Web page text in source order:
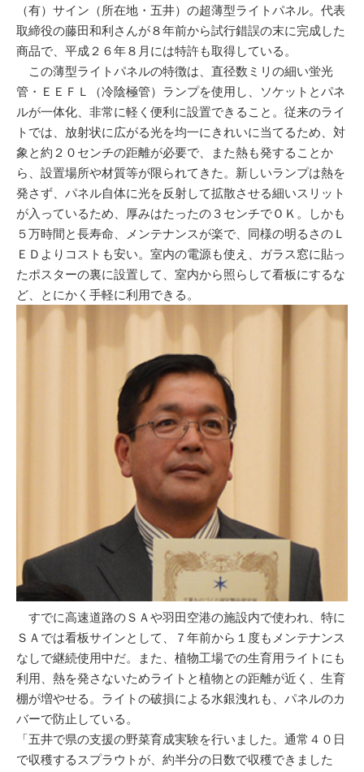
（有）サイン（所在地・五井）の超薄型ライトパネル。代表
取締役の藤田和利さんが８年前から試行錯誤の末に完成した
商品で、平成２６年８月には特許も取得している。
この薄型ライトパネルの特徴は、直径数ミリの細い蛍光
管・ＥＥＦＬ（冷陰極管）ランプを使用し、ソケットとパネ
ルが一体化、非常に軽く便利に設置できること。従来のライ
トでは、放射状に広がる光を均一にきれいに当てるため、対
象と約２０センチの距離が必要で、また熱も発することか
ら、設置場所や材質等が限られてきた。新しいランプは熱を
発さず、パネル自体に光を反射して拡散させる細いスリット
が入っているため、厚みはたったの３センチでＯＫ。しかも
５万時間と長寿命、メンテナンスが楽で、同様の明るさのＬ
ＥＤよりコストも安い。室内の電源も使え、ガラス窓に貼っ
たポスターの裏に設置して、室内から照らして看板にするな
ど、とにかく手軽に利用できる。
すでに高速道路のＳＡや羽田空港の施設内で使われ、特に
ＳＡでは看板サインとして、７年前から１度もメンテナンス
なしで継続使用中だ。また、植物工場での生育用ライトにも
利用、熱を発さないためライトと植物との距離が近く、生育
棚が増やせる。ライトの破損による水銀洩れも、パネルのカ
バーで防止している。
「五井で県の支援の野菜育成実験を行いました。通常４０日
で収穫するスプラウトが、約半分の日数で収穫できました